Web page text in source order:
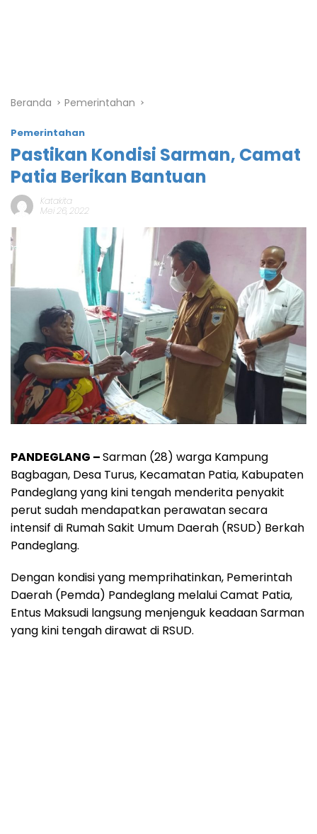
Beranda Pemerintahan
Pemerintahan
Pastikan Kondisi Sarman, Camat
Patia Berikan Bantuan
Katakita
Mei 26, 2022
PANDEGLANG –Sarman (28) warga Kampung
Bagbagan, Desa Turus, Kecamatan Patia, Kabupaten
Pandeglang yang kini tengah menderita penyakit
perut sudah mendapatkan perawatan secara
intensif di Rumah Sakit Umum Daerah (RSUD) Berkah
Pandeglang.
Dengan kondisi yang memprihatinkan, Pemerintah
Daerah (Pemda) Pandeglang melalui Camat Patia,
Entus Maksudi langsung menjenguk keadaan Sarman
yang kini tengah dirawat di RSUD.